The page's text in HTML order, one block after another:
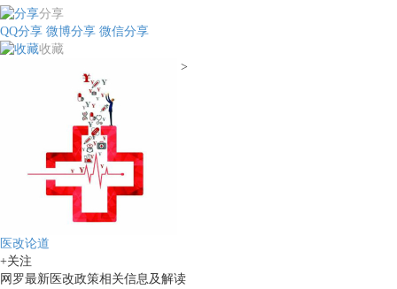
分享
QQ分享 微博分享 微信分享
收藏
>
医改论道
+关注
网罗最新医改政策相关信息及解读